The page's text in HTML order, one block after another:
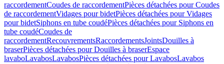
raccordementCoudes de raccordementPièces détachées pour Coudes
de raccordementVidages pour bidetPièces détachées pour Vidages
pour bidetSiphons en tube coudéPièces détachées pour Siphons en
tube coudéCoudes de
raccordementRecouvrementsRaccordementsJointsDouilles à
braserPièces détachées pour Douilles à braserEspace
lavaboLavabosLavabosPièces détachées pour LavabosLavabos